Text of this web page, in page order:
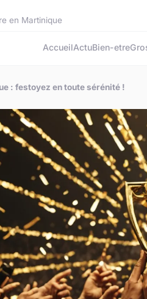
en Martinique
AccueilActuBien-etre
: festoyez en toute sérénité !